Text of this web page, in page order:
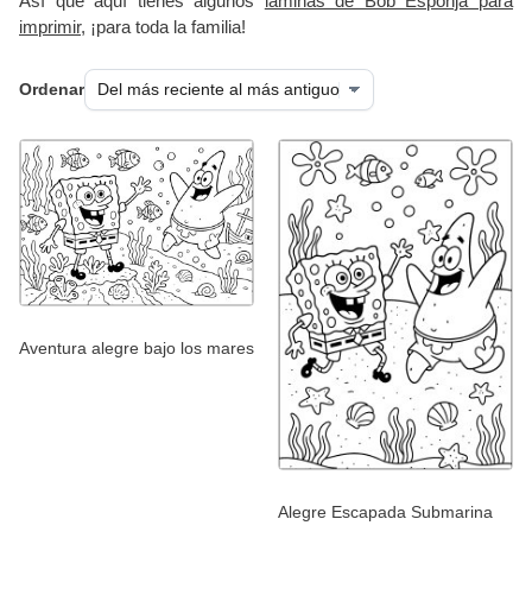
imprimir, ¡para toda la familia!
Ordenar
Aventura alegre bajo los mares
Alegre Escapada Submarina